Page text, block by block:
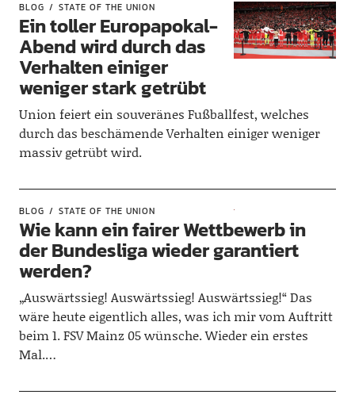
BLOG STATE OF THE UNION
Ein toller Europapokal-
Abend wird durch das
Verhalten einiger
weniger stark getrübt
Union feiert ein souveränes Fußballfest, welches
durch das beschämende Verhalten einiger weniger
massiv getrübt wird.
BLOG STATE OF THE UNION
Wie kann ein fairer Wettbewerb in
der Bundesliga wieder garantiert
werden?
„Auswärtssieg! Auswärtssieg! Auswärtssieg!“ Das
wäre heute eigentlich alles, was ich mir vom Auftritt
beim 1. FSV Mainz 05 wünsche. Wieder ein erstes
Mal.…